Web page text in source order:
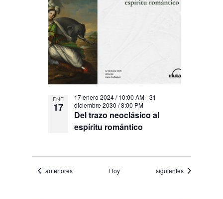
ENE
17
Del trazo neoclásico al
espíritu romántico
17 enero 2024 / 10:00 AM-31
diciembre 2030 / 8:00 PM
Eventos
anteriores Hoy Eventos
siguientes